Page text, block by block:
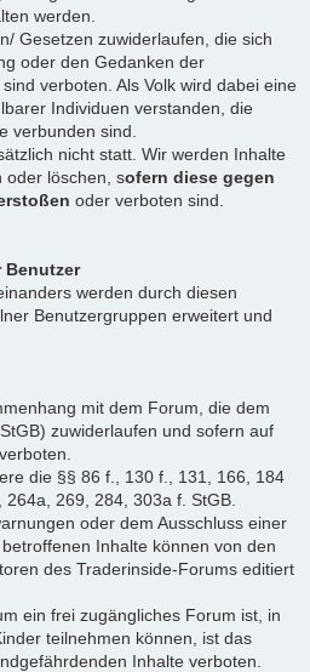
werden.
Gesetzen zuwiderlaufen, die sich
oder den Gedanken der
verboten. Als Volk wird dabei eine
Individuen verstanden, die
verbunden sind.
nicht statt. Wir werden Inhalte
oder löschen, sofern diese gegen
oder verboten sind.
Benutzer
werden durch diesen
Benutzergruppen erweitert und
mit dem Forum, die dem
zuwiderlaufen und sofern auf
die §§ 86 f., 130 f., 131, 166, 184
269, 284, 303a f. StGB.
oder dem Ausschluss einer
Inhalte können von den
des Traderinside-Forums editiert
ein frei zugängliches Forum ist, in
teilnehmen können, ist das
Inhalte verboten.